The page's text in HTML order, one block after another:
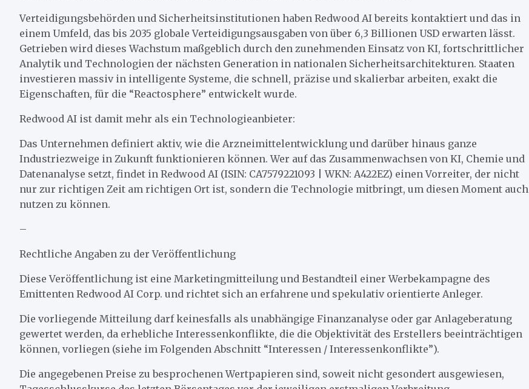
Verteidigungsbehörden und Sicherheitsinstitutionen haben Redwood AI bereits kontaktiert und das in
einem Umfeld, das bis 2035 globale Verteidigungsausgaben von über 6,3 Billionen USD erwarten lässt.
Getrieben wird dieses Wachstum maßgeblich durch den zunehmenden Einsatz von KI, fortschrittlicher
Analytik und Technologien der nächsten Generation in nationalen Sicherheitsarchitekturen. Staaten
investieren massiv in intelligente Systeme, die schnell, präzise und skalierbar arbeiten, exakt die
Eigenschaften, für die “Reactosphere” entwickelt wurde.
Redwood AI ist damit mehr als ein Technologieanbieter:
Das Unternehmen definiert aktiv, wie die Arzneimittelentwicklung und darüber hinaus ganze
Industriezweige in Zukunft funktionieren können. Wer auf das Zusammenwachsen von KI, Chemie und
Datenanalyse setzt, findet in Redwood AI (ISIN: CA7579221093 | WKN: A422EZ) einen Vorreiter, der nicht
nur zur richtigen Zeit am richtigen Ort ist, sondern die Technologie mitbringt, um diesen Moment auch
nutzen zu können.
–
Rechtliche Angaben zu der Veröffentlichung
Diese Veröffentlichung ist eine Marketingmitteilung und Bestandteil einer Werbekampagne des
Emittenten Redwood AI Corp. und richtet sich an erfahrene und spekulativ orientierte Anleger.
Die vorliegende Mitteilung darf keinesfalls als unabhängige Finanzanalyse oder gar Anlageberatung
gewertet werden, da erhebliche Interessenkonflikte, die die Objektivität des Erstellers beeinträchtigen
können, vorliegen (siehe im Folgenden Abschnitt “Interessen / Interessenkonflikte”).
Die angegebenen Preise zu besprochenen Wertpapieren sind, soweit nicht gesondert ausgewiesen,